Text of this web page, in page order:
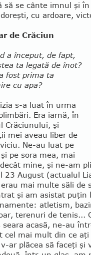
să se cânte im­nul şi
cu ardoare,
de Crăciun
a început, de fapt,
ta legată de înot?
fost prima ta
cu apa?
s-a luat în urma
Era iarnă, în
Crăciunului, şi
mei aveau liber de
Ne-au luat pe
pe sora mea, mai
mine, şi ne-am
23 Au­gust (actualul
mai multe săli de
şi am asistat puţin
atletism,
terenuri de te­nis...
seara acasă, ne-au
cel mai mult din ce aţi
ar plăcea să faceţi şi